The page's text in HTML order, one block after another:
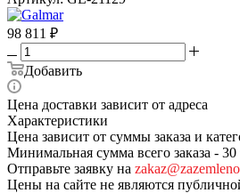
98 811 ₽
Добавить
Цена доставки зависит от адреса
Характеристики
Цена зависит от суммы заказа и
Минимальная сумма всего заказа -
Отправьте заявку на
Цены на сайте не являются